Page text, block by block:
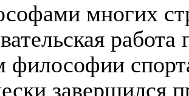
многих
философии
завершился